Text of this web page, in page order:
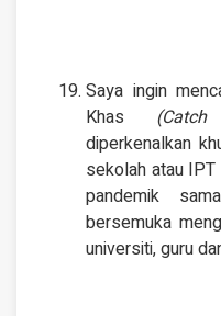
Saya ingin
Khas
diperkenalkan
sekolah atau
pandemik
bersemuka
universiti, guru